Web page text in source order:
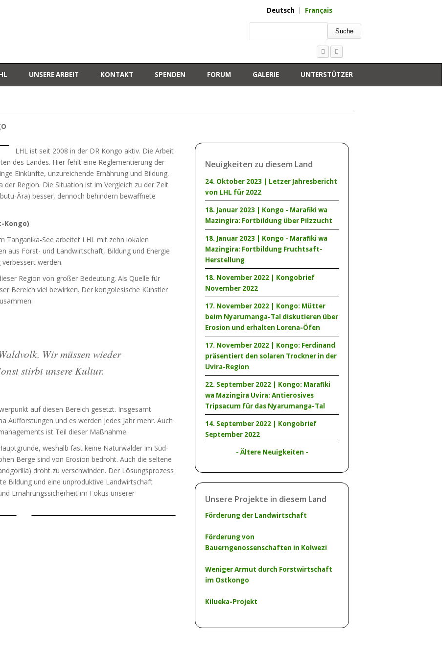
Deutsch
Français
UNSERE ARBEIT KONTAKT SPENDEN FORUM GALERIE UNTERSTÜTZER
LHL ist seit 2008 in der DR Kongo aktiv. Die Arbeit
des Landes. Hier fehlt eine Reglementierung der
Einkünfte, unzureichende Ernährung und Bildung.
Region. Die Situation ist im Vergleich zu der Zeit
Ära) besser, dennoch behindern bewaffnete
Kongo)
Tanganika-See arbeitet LHL mit zehn lokalen
aus Forst- und Landwirtschaft, Bildung und Energie
werden.
Region von großer Bedeutung. Als Quelle für
Bereich viel bewirken. Der kongolesische Künstler
Wir müssen wieder
stirbt unsere Kultur.
auf diesen Bereich gesetzt. Insgesamt
Aufforstungen und es werden jedes Jahr mehr. Auch
ist Teil dieser Maßnahme.
weshalb fast keine Naturwälder im Süd-
Berge sind von Erosion bedroht. Auch die seltene
droht zu verschwinden. Der Lösungsprozess
Bildung und eine unproduktive Landwirtschaft
Ernährungssicherheit im Fokus unserer
Neuigkeiten zu diesem Land
24. Oktober 2023 | Letzer Jahresbericht
von LHL für 2022
18. Januar 2023 | Kongo - Marafiki wa
Mazingira: Fortbildung über Pilzzucht
18. Januar 2023 | Kongo - Marafiki wa
Mazingira: Fortbildung Fruchtsaft-
Herstellung
18. November 2022 | Kongobrief
November 2022
17. November 2022 | Kongo: Mütter
beim Nyarumanga-Tal diskutieren über
Erosion und erhalten Lorena-Öfen
17. November 2022 | Kongo: Ferdinand
präsentiert den solaren Trockner in der
Uvira-Region
22. September 2022 | Kongo: Marafiki
wa Mazingira Uvira: Antierosives
Tripsacum für das Nyarumanga-Tal
14. September 2022 | Kongobrief
September 2022
- Ältere Neuigkeiten -
Unsere Projekte in diesem Land
Förderung der Landwirtschaft
Förderung von
Bauerngenossenschaften in Kolwezi
Weniger Armut durch Forstwirtschaft
im Ostkongo
Kilueka-Projekt